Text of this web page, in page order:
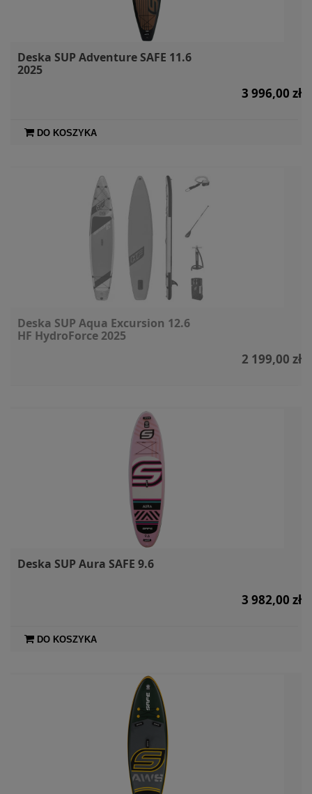
Deska SUP Adventure SAFE 11.6
2025
3 996,00 zł
DO KOSZYKA
Deska SUP Aqua Excursion 12.6
HF HydroForce 2025
2 199,00 zł
Deska SUP Aura SAFE 9.6
3 982,00 zł
DO KOSZYKA